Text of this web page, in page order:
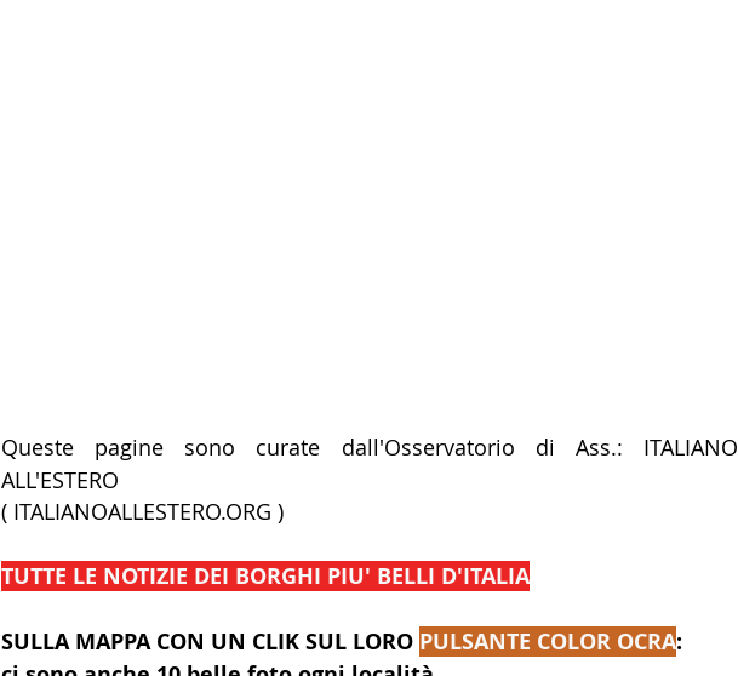
Queste pagine sono curate dall'Osservatorio di Ass.: ITALIANO
ALL'ESTERO
( ITALIANOALLESTERO.ORG )
TUTTE LE NOTIZIE DEI BORGHI PIU' BELLI D'ITALIA
SULLA MAPPA CON UN CLIK SUL LORO PULSANTE COLOR OCRA: